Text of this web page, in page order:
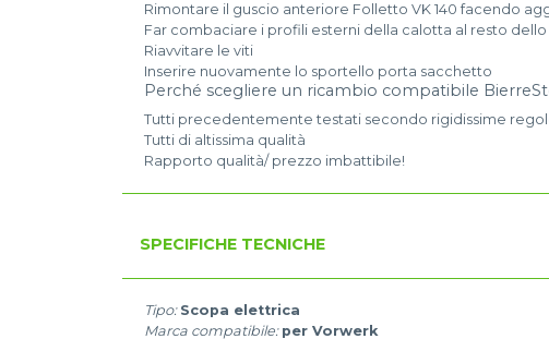
Rimontare il guscio anteriore Folletto VK 140 facendo
Far combaciare i profili esterni della calotta al resto
Riavvitare le viti
Inserire nuovamente lo sportello porta sacchetto
Perché scegliere un ricambio compatibile
Tutti precedentemente testati secondo rigidissime
Tutti di altissima qualità
Rapporto qualità/ prezzo imbattibile!
SPECIFICHE TECNICHE
Tipo: Scopa elettrica
Marca compatibile: per Vorwerk